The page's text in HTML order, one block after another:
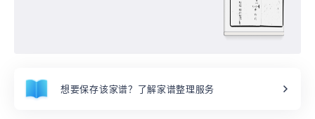
想要保存该家谱？了解家谱整理服务